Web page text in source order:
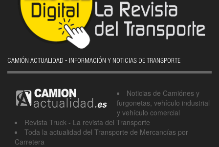
CAMIÓN ACTUALIDAD - INFORMACIÓN Y NOTICIAS DE TRANSPORTE
Noticias de Camiónes y
furgonetas, vehículo industrial
y vehículo comercial
Revista Truck - La revista del Transporte
Toda la actualidad del Transporte de Mercancías por
Carretera